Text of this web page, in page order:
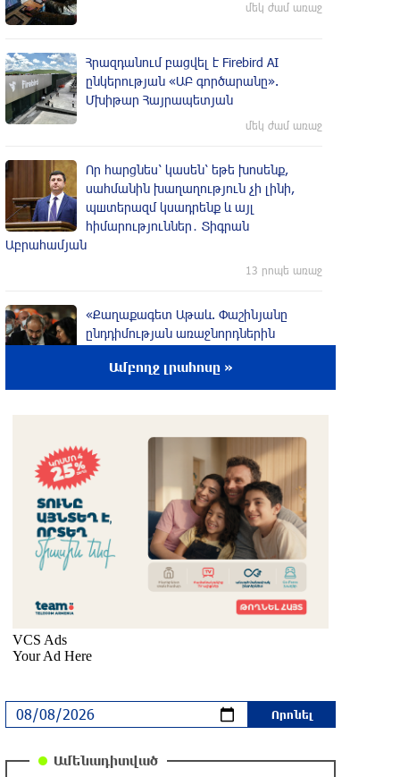
մեկ ժամ առաջ
Հրազդանում բացվել է Firebird AI
ընկերության «ԱԲ գործարանը».
Մխիթար Հայրապետյան
մեկ ժամ առաջ
Որ հարցնես՝ կասեն՝ եթե խոսենք,
սահմանին խաղաղություն չի լինի,
պшտերազմ կuադրենք և այլ
հիմարnւթյուններ․ Տիգրան
Աբրահամյան
13 րոպե առաջ
«Քաղաքագետ Աթաև. Փաշինյանը
ընդդիմության առաջնորդներին
բախվել են խոտ տեղափոխող «ԳԱԶ
53» և «Opel»․ Shamshyan
10 րոպե առաջ
Ալիեւն ու Փաշինյանը
հեռախոսազրույց են ունեցել
մեկ ժամ առաջ
ցորեն և 10 վագոն քարածուխ
դուրս գալը ԵԱՏՄ-ից չի կարող
հանգեցնել միության փլուզմանը
Ամբողջ լրահոսը »
Ամենադիտված